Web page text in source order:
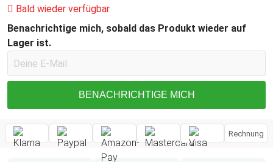
Bald wieder verfügbar
Benachrichtige mich, sobald das Produkt wieder auf
Lager ist.
BENACHRICHTIGE MICH
Rechnung